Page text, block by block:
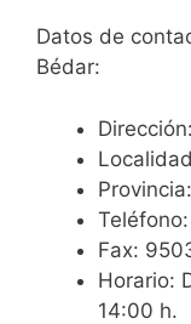
Datos de
Bédar:
Fax:
Horario:
14:00 h.